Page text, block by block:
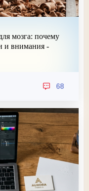
мозга: почему
и внимания -
68